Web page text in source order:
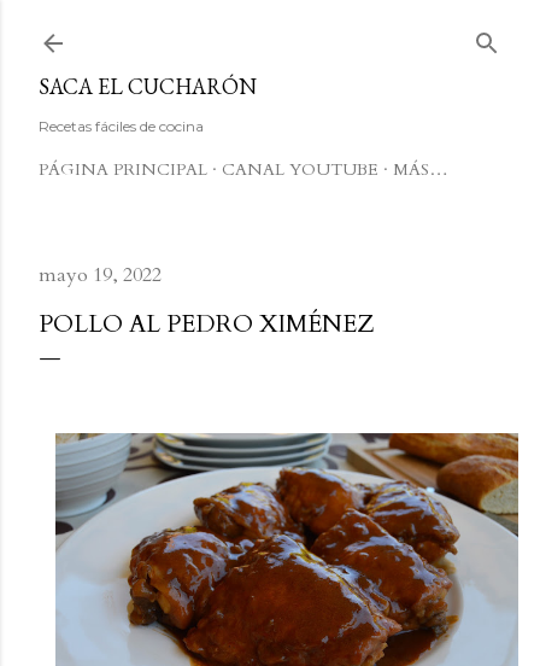
SACA EL CUCHARÓN
Recetas fáciles de cocina
PÁGINA PRINCIPAL CANAL YOUTUBE MÁS…
mayo 19, 2022
POLLO AL PEDRO XIMÉNEZ